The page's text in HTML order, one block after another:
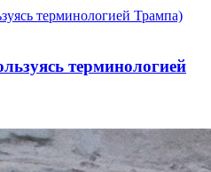
терминологией